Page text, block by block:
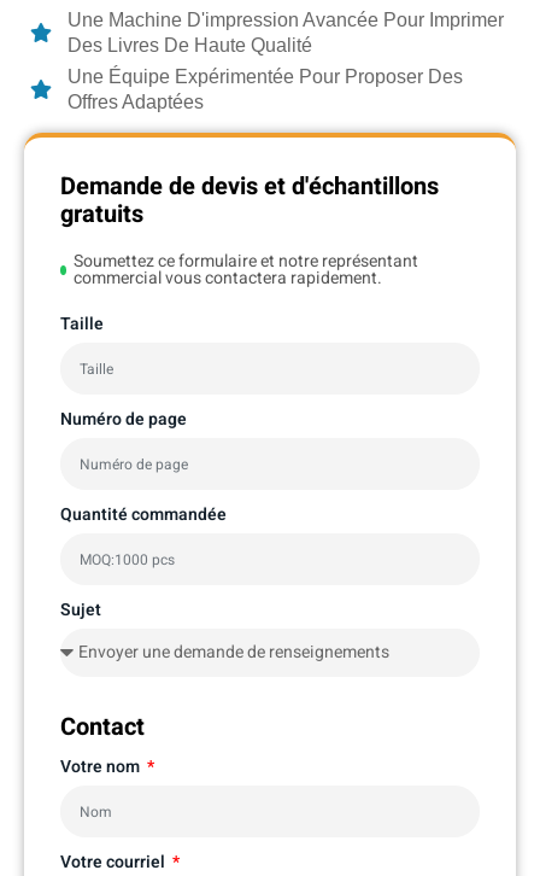
Une Machine D'impression Avancée Pour Imprimer
Des Livres De Haute Qualité
Une Équipe Expérimentée Pour Proposer Des
Offres Adaptées
Demande de devis et d'échantillons
gratuits
Soumettez ce formulaire et notre représentant
commercial vous contactera rapidement.
Taille
Numéro de page
Quantité commandée
Sujet
Contact
Votre nom
Votre courriel